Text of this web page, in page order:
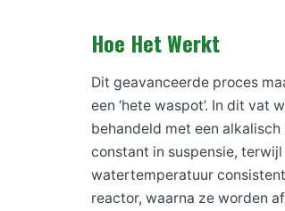
Hoe Het Werkt
Dit geavanceerde proces
een ‘hete waspot’. In dit
behandeld met een
constant in suspensie,
watertemperatuur
reactor, waarna ze worden